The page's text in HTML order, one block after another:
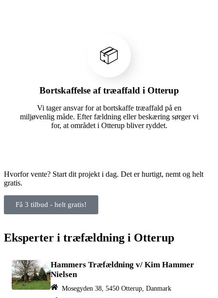
📦
Bortskaffelse af træaffald i Otterup
Vi tager ansvar for at bortskaffe træaffald på en
miljøvenlig måde. Efter fældning eller beskæring sørger vi
for, at området i Otterup bliver ryddet.
Hvorfor vente? Start dit projekt i dag. Det er hurtigt, nemt og helt
gratis.
Få 3 tilbud - helt gratis!
Eksperter i træfældning i Otterup
Hammers Træfældning v/ Kim Hammer
Nielsen
Mosegyden 38, 5450 Otterup, Danmark